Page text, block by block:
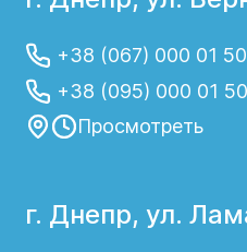
+38 (067) 000 01 50
+38 (095) 000 01 50
Просмотреть
г. Днепр, ул.